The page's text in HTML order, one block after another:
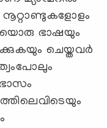
ഭാഷയും
ചെയ്തവര്‍